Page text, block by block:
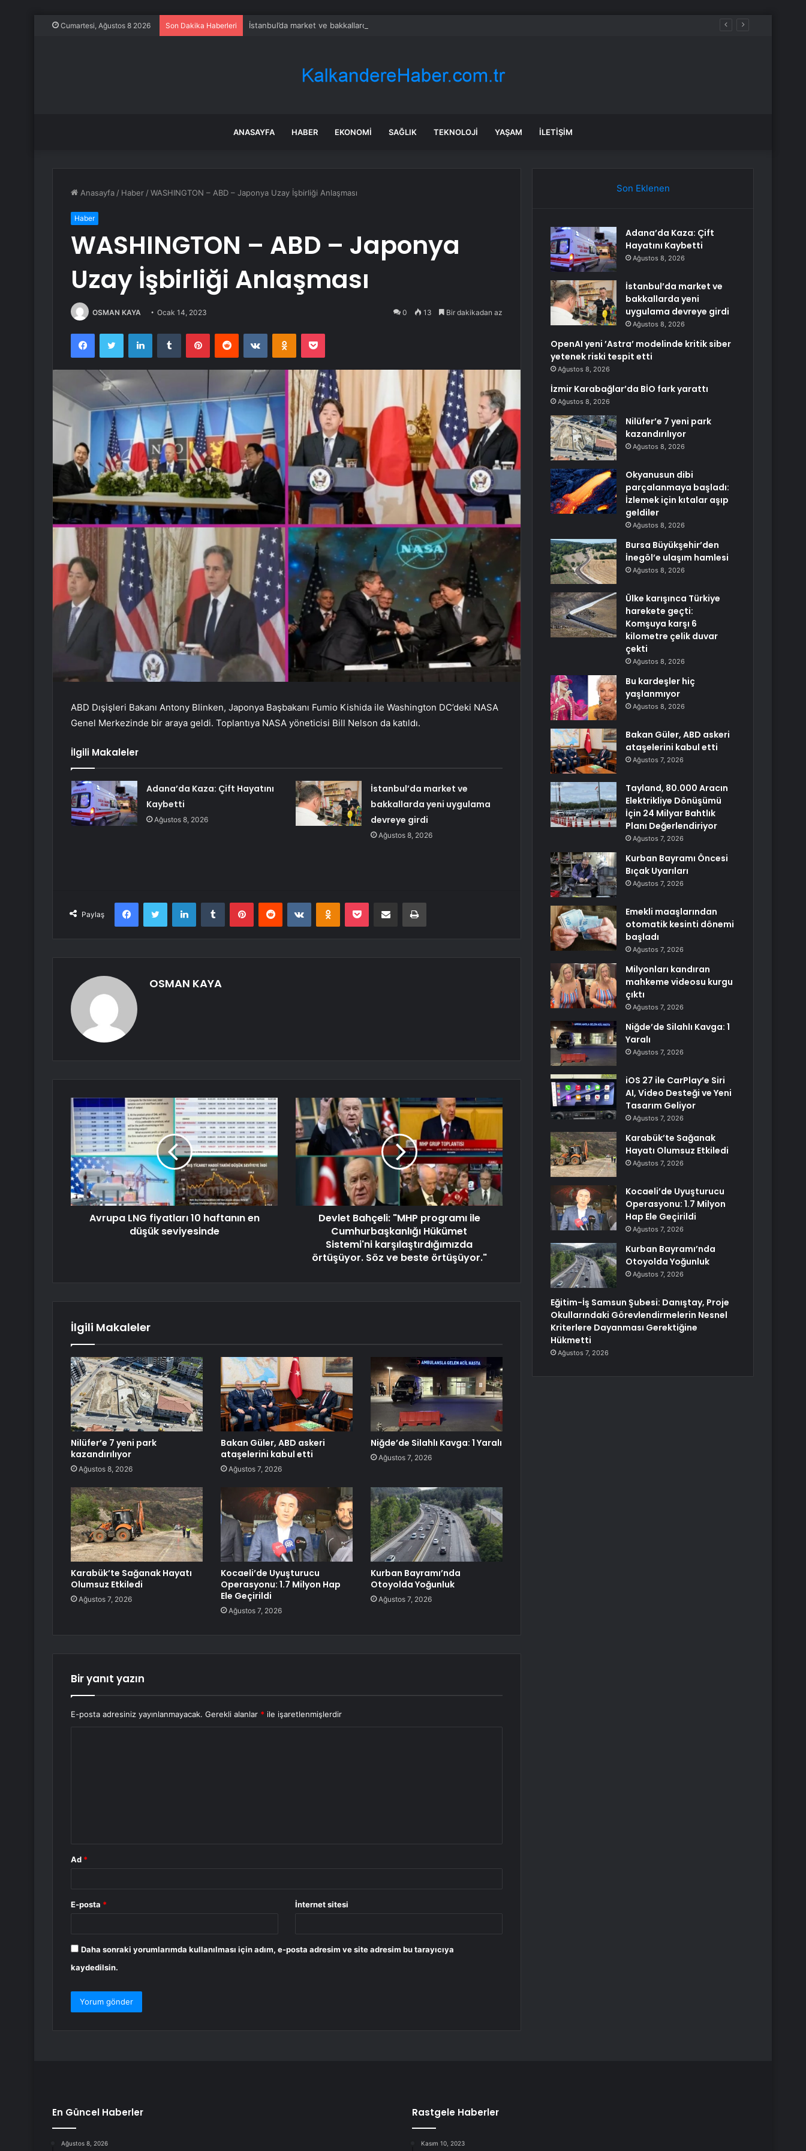
Cumartesi, Ağustos 8 2026 Son Dakika Haberleri İstanbul’da market ve bakkallarda yeni uygulama devreye girdi
ANASAYFA HABER EKONOMI SAĞLIK TEKNOLOJI YAŞAM İLETIŞIM
Anasayfa / Haber /WASHINGTON – ABD – Japonya Uzay İşbirliği Anlaşması
Haber
WASHINGTON – ABD – Japonya
Uzay İşbirliği Anlaşması
OSMAN KAYA Ocak 14, 2023 0 13 Bir dakikadan az
FacebookTwitter LinkedInTumblr PinterestReddit VKontakteOdnoklassniki
Pocket
ABD Dışişleri Bakanı Antony Blinken, Japonya Başbakanı Fumio Kishida ile Washington DC’deki NASA
Genel Merkezinde bir araya geldi. Toplantıya NASA yöneticisi Bill Nelson da katıldı.
İlgili Makaleler
Adana’da Kaza: Çift Hayatını
Kaybetti
Ağustos 8, 2026
İstanbul’da market ve
bakkallarda yeni uygulama
devreye girdi
Ağustos 8, 2026
Paylaş
FacebookTwitter LinkedInTumblr PinterestReddit VKontakteOdnoklassniki
Pocket E-Posta ile paylaş Yazdır
OSMAN KAYA
Avrupa LNG fiyatları 10 haftanın en
düşük seviyesinde
Devlet Bahçeli: "MHP programı ile
Cumhurbaşkanlığı Hükümet
Sistemi'ni karşılaştırdığımızda
örtüşüyor. Söz ve beste örtüşüyor."
İlgili Makaleler
Nilüfer’e 7 yeni park
kazandırılıyor
Ağustos 8, 2026
Bakan Güler, ABD askeri
ataşelerini kabul etti
Ağustos 7, 2026
Niğde’de Silahlı Kavga: 1 Yaralı
Ağustos 7, 2026
Karabük’te Sağanak Hayatı
Olumsuz Etkiledi
Ağustos 7, 2026
Kocaeli’de Uyuşturucu
Operasyonu: 1.7 Milyon Hap
Ele Geçirildi
Ağustos 7, 2026
Kurban Bayramı’nda
Otoyolda Yoğunluk
Ağustos 7, 2026
Bir yanıt yazın
E-posta adresiniz yayınlanmayacak. Gerekli alanlar * ile işaretlenmişlerdir
Ad *
E-posta * İnternet sitesi
Daha sonraki yorumlarımda kullanılması için adım, e-posta adresim ve site adresim bu tarayıcıya
kaydedilsin.
Son Eklenen
Adana’da Kaza: Çift
Hayatını Kaybetti
Ağustos 8, 2026
İstanbul’da market ve
bakkallarda yeni
uygulama devreye girdi
Ağustos 8, 2026
OpenAI yeni ’Astra’ modelinde kritik siber
yetenek riski tespit etti
Ağustos 8, 2026
İzmir Karabağlar’da BİO fark yarattı
Ağustos 8, 2026
Nilüfer’e 7 yeni park
kazandırılıyor
Ağustos 8, 2026
Okyanusun dibi
parçalanmaya başladı:
İzlemek için kıtalar aşıp
geldiler
Ağustos 8, 2026
Bursa Büyükşehir’den
İnegöl’e ulaşım hamlesi
Ağustos 8, 2026
Ülke karışınca Türkiye
harekete geçti:
Komşuya karşı 6
kilometre çelik duvar
çekti
Ağustos 8, 2026
Bu kardeşler hiç
yaşlanmıyor
Ağustos 8, 2026
Bakan Güler, ABD askeri
ataşelerini kabul etti
Ağustos 7, 2026
Tayland, 80.000 Aracın
Elektrikliye Dönüşümü
İçin 24 Milyar Bahtlık
Planı Değerlendiriyor
Ağustos 7, 2026
Kurban Bayramı Öncesi
Bıçak Uyarıları
Ağustos 7, 2026
Emekli maaşlarından
otomatik kesinti dönemi
başladı
Ağustos 7, 2026
Milyonları kandıran
mahkeme videosu kurgu
çıktı
Ağustos 7, 2026
Niğde’de Silahlı Kavga: 1
Yaralı
Ağustos 7, 2026
iOS 27 ile CarPlay’e Siri
AI, Video Desteği ve Yeni
Tasarım Geliyor
Ağustos 7, 2026
Karabük’te Sağanak
Hayatı Olumsuz Etkiledi
Ağustos 7, 2026
Kocaeli’de Uyuşturucu
Operasyonu: 1.7 Milyon
Hap Ele Geçirildi
Ağustos 7, 2026
Kurban Bayramı’nda
Otoyolda Yoğunluk
Ağustos 7, 2026
Eğitim-İş Samsun Şubesi: Danıştay, Proje
Okullarındaki Görevlendirmelerin Nesnel
Kriterlere Dayanması Gerektiğine
Hükmetti
Ağustos 7, 2026
En Güncel Haberler
Ağustos 8, 2026
Rastgele Haberler
Kasım 10, 2023